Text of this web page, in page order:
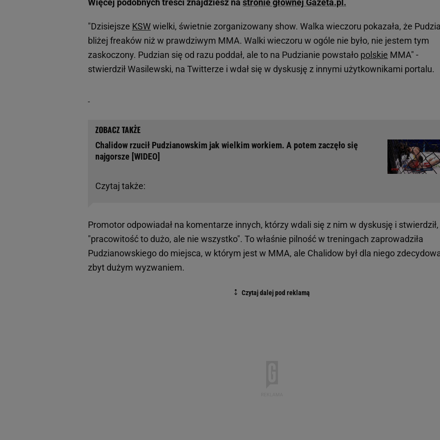
"Dzisiejsze KSWwielki, świetnie zorganizowany show. Walka wieczoru pokazała, że
bliżej freaków niż w prawdziwym MMA. Walki wieczoru w ogóle nie było, nie jestem tym
zaskoczony. Pudzian się od razu poddał, ale to na Pudzianie powstało polskie MMA" -
stwierdził Wasilewski, na Twitterze i wdał się w dyskusję z innymi użytkownikami portalu.
Czytaj także:
Chalidow rzucił Pudzianowskim jak wielkim workiem. A potem zaczęło się
najgorsze [WIDEO]
Promotor odpowiadał na komentarze innych, którzy wdali się z nim w dyskusję i
"pracowitość to dużo, ale nie wszystko". To właśnie pilność w treningach zaprowadziła
Pudzianowskiego do miejsca, w którym jest w MMA, ale Chalidow był dla niego
zbyt dużym wyzwaniem.